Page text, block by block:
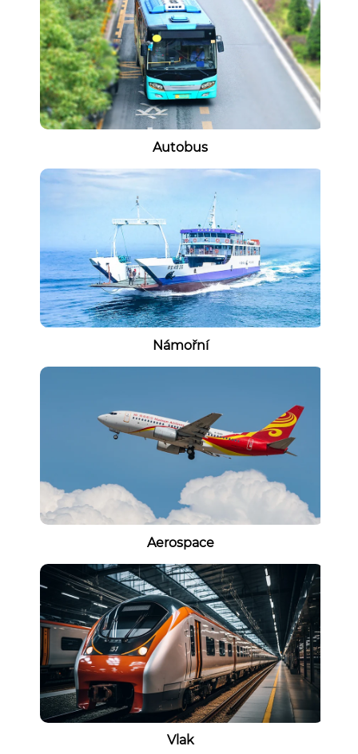
Autobus
Námořní
Aerospace
Vlak